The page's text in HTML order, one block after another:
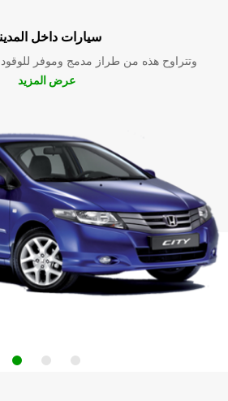
سيارات داخل
وتتراوح هذه من طراز مدمج وموفر
عرض المزيد